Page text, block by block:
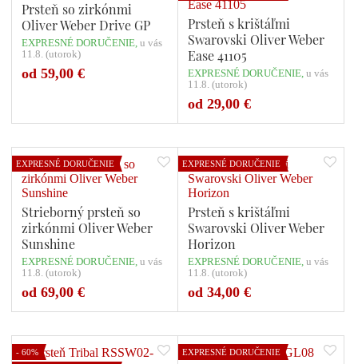
Prsteň so zirkónmi
Oliver Weber Drive GP
EXPRESNÉ DORUČENIE, u vás
11.8. (utorok)
od 59,00 €
Prsteň s krištáľmi
Swarovski Oliver Weber
Ease 41105
EXPRESNÉ DORUČENIE, u vás
11.8. (utorok)
od 29,00 €Počet variant: 1
EXPRESNÉ DORUČENIE
Strieborný prsteň so
zirkónmi Oliver Weber
Sunshine
EXPRESNÉ DORUČENIE, u vás
11.8. (utorok)
od 69,00 €Počet variant: 1
EXPRESNÉ DORUČENIE
Prsteň s krištáľmi
Swarovski Oliver Weber
Horizon
EXPRESNÉ DORUČENIE, u vás
11.8. (utorok)
od 34,00 €Počet variant: 1
- 60% EXPRESNÉ DORUČENIE